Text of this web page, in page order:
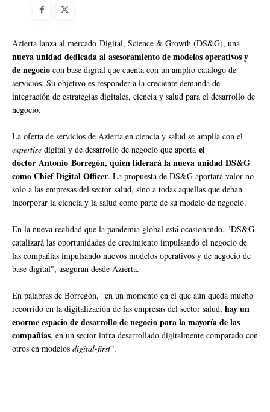
Azierta lanza al mercado Digital, Science & Growth (DS&G), una
nueva unidad dedicada al asesoramiento de modelos operativos y
de negocio con base digital que cuenta con un amplio catálogo de
servicios. Su objetivo es responder a la creciente demanda de
integración de estrategias digitales, ciencia y salud para el desarrollo de
negocio.
La oferta de servicios de Azierta en ciencia y salud se amplía con el
expertise digital y de desarrollo de negocio que aporta el
doctor Antonio Borregón, quien liderará la nueva unidad DS&G
como Chief Digital Officer. La propuesta de DS&G aportará valor no
solo a las empresas del sector salud, sino a todas aquellas que deban
incorporar la ciencia y la salud como parte de su modelo de negocio.
En la nueva realidad que la pandemia global está ocasionando, "DS&G
catalizará las oportunidades de crecimiento impulsando el negocio de
las compañías impulsando nuevos modelos operativos y de negocio de
base digital", aseguran desde Azierta.
En palabras de Borregón, “en un momento en el que aún queda mucho
recorrido en la digitalización de las empresas del sector salud, hay un
enorme espacio de desarrollo de negocio para la mayoría de las
compañías, en un sector infra desarrollado digitalmente comparado con
otros en modelos digital-first”.